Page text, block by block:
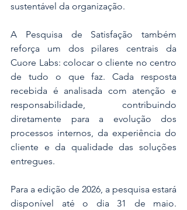
sustentável da organização.
A Pesquisa de Satisfação também
reforça um dos pilares centrais da
Cuore Labs: colocar o cliente no centro
de tudo o que faz. Cada resposta
recebida é analisada com atenção e
responsabilidade, contribuindo
diretamente para a evolução dos
processos internos, da experiência do
cliente e da qualidade das soluções
entregues.
Para a edição de 2026, a pesquisa estará
disponível até o dia 31 de maio.